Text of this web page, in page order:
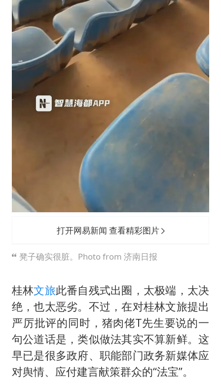
打开网易新闻 查看精彩图片
凳子确实很脏。Photo from 济南日报
桂林文旅此番自残式出圈，太极端，太决
绝，也太恶劣。不过，在对桂林文旅提出
严厉批评的同时，猪肉佬T先生要说的一
句公道话是，类似做法其实不算新鲜。这
早已是很多政府、职能部门政务新媒体应
对舆情、应付建言献策群众的“法宝”。